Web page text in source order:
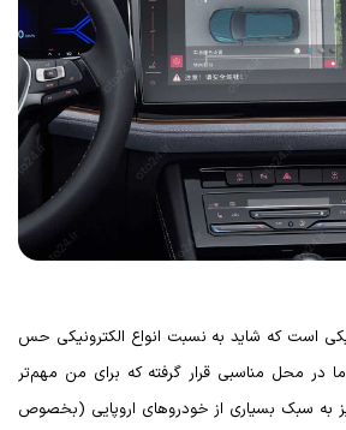
است که شاید به نسبت انواع الکترونیکی حس
در محل مناسبی قرار گرفته که برای من مهم‌تر
به سبک بسیاری از خودروهای اروپایی (بخصوص